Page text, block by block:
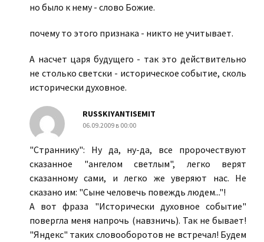
но было к нему - слово Божие.
почему то этого признака - никто не учитывает.
А насчет царя будущего - так это действительно
не столько светски - историческое событие, сколь
исторически духовное.
RUSSKIYANTISEMIT
06.09.2009 в 00:00
"Страннику": Ну да, ну-да, все пророчествуют
сказанное "ангелом светлым", легко верят
сказанному сами, и легко же уверяют нас. Не
сказано им: "Сыне человечь повеждь людем..."!
А вот фраза "Исторически духовное событие"
повергла меня напрочь (навзничь). Так не бывает!
"Яндекс" таких словооборотов не встречал! Будем